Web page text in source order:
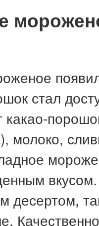
стал
какао-
молоко,
десертом,